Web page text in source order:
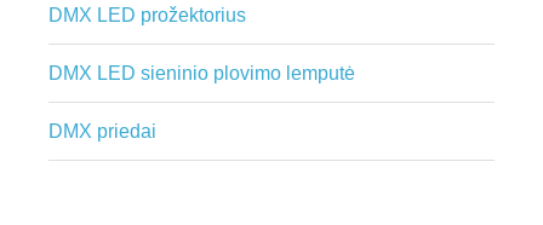
DMX LED prožektorius
DMX LED sieninio plovimo lemputė
DMX priedai